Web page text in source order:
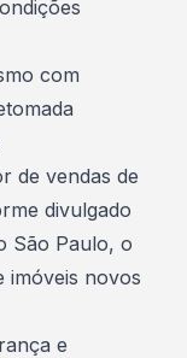
com
de vendas de
divulgado
São Paulo, o
imóveis novos
e